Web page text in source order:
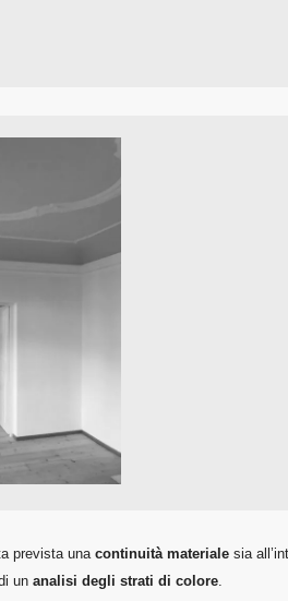
prevista una continuità materiale sia
un analisi degli strati di colore